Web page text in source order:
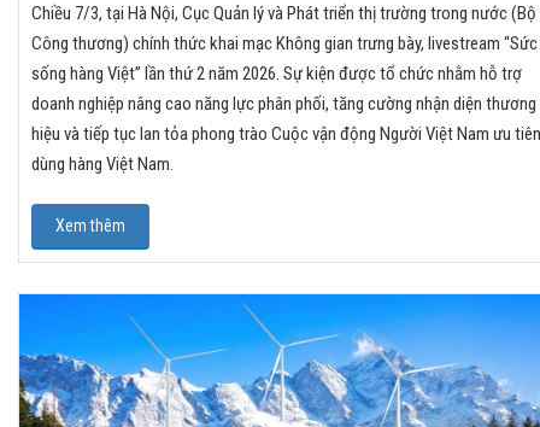
Chiều 7/3, tại Hà Nội, Cục Quản lý và Phát triển thị trường trong nước (Bộ
Công thương) chính thức khai mạc Không gian trưng bày, livestream “Sức
sống hàng Việt” lần thứ 2 năm 2026. Sự kiện được tổ chức nhằm hỗ trợ
doanh nghiệp nâng cao năng lực phân phối, tăng cường nhận diện thương
hiệu và tiếp tục lan tỏa phong trào Cuộc vận động Người Việt Nam ưu tiên
dùng hàng Việt Nam.
Xem thêm